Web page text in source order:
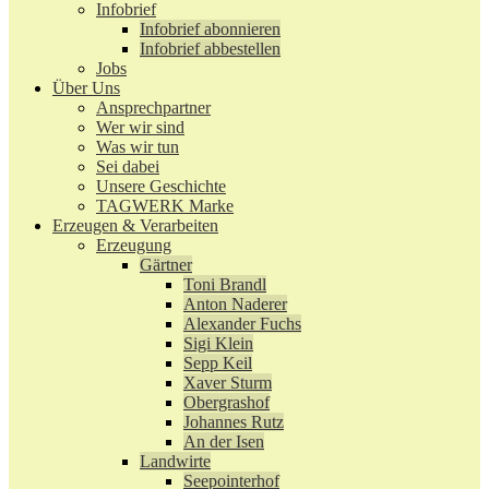
Infobrief
Infobrief abonnieren
Infobrief abbestellen
Jobs
Über Uns
Ansprechpartner
Wer wir sind
Was wir tun
Sei dabei
Unsere Geschichte
TAGWERK Marke
Erzeugen & Verarbeiten
Erzeugung
Gärtner
Toni Brandl
Anton Naderer
Alexander Fuchs
Sigi Klein
Sepp Keil
Xaver Sturm
Obergrashof
Johannes Rutz
An der Isen
Landwirte
Seepointerhof